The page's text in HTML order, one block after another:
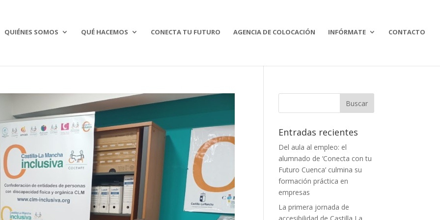
QUIÉNES SOMOS QUÉ HACEMOS CONECTA TU FUTURO AGENCIA DE COLOCACIÓN INFÓRMATE CONTACTO
Buscar:
Entradas recientes
Del aula al empleo: el
alumnado de ‘Conecta con tu
Futuro Cuenca’ culmina su
formación práctica en
empresas
La primera jornada de